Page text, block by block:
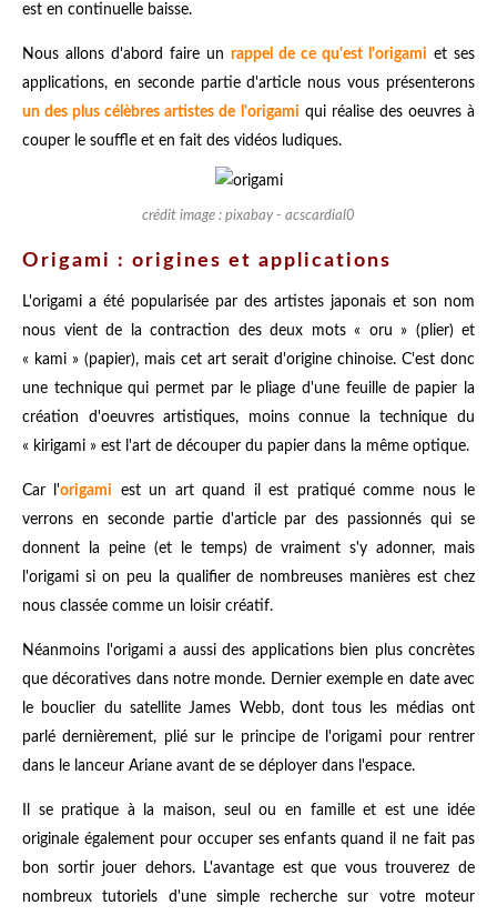
est en continuelle baisse.
Nous allons d'abord faire un rappel de ce qu'est l'origami et ses
applications, en seconde partie d'article nous vous présenterons
un des plus célèbres artistes de l'origami qui réalise des oeuvres à
couper le souffle et en fait des vidéos ludiques.
crédit image : pixabay - acscardial0
Origami : origines et applications
L'origami a été popularisée par des artistes japonais et son nom
nous vient de la contraction des deux mots « oru » (plier) et
« kami » (papier), mais cet art serait d'origine chinoise. C'est donc
une technique qui permet par le pliage d'une feuille de papier la
création d'oeuvres artistiques, moins connue la technique du
« kirigami » est l'art de découper du papier dans la même optique.
Car l'origami
est un art quand il est pratiqué comme nous le
verrons en seconde partie d'article par des passionnés qui se
donnent la peine (et le temps) de vraiment s'y adonner, mais
l'origami si on peu la qualifier de nombreuses manières est chez
nous classée comme un loisir créatif.
Néanmoins l'origami a aussi des applications bien plus concrètes
que décoratives dans notre monde. Dernier exemple en date avec
le bouclier du satellite James Webb, dont tous les médias ont
parlé dernièrement, plié sur le principe de l'origami pour rentrer
dans le lanceur Ariane avant de se déployer dans l'espace.
Il se pratique à la maison, seul ou en famille et est une idée
originale également pour occuper ses enfants quand il ne fait pas
bon sortir jouer dehors. L'avantage est que vous trouverez de
nombreux tutoriels d'une simple recherche sur votre moteur